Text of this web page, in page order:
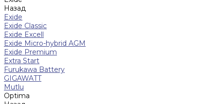
Назад
Exide
Exide Classic
Exide Excell
Exide Micro-hybrid AGM
Exide Premium
Extra Start
Furukawa Battery
GIGAWATT
Mutlu
Optima